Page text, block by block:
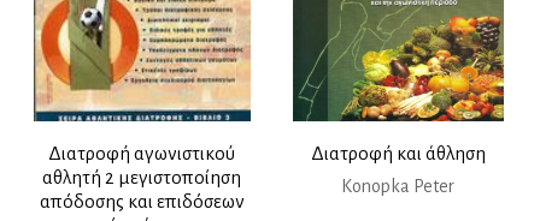
Διατροφή αγωνιστικού
αθλητή 2 μεγιστοποίηση
απόδοσης και επιδόσεων
Διατροφή και άθληση
Konopka Peter